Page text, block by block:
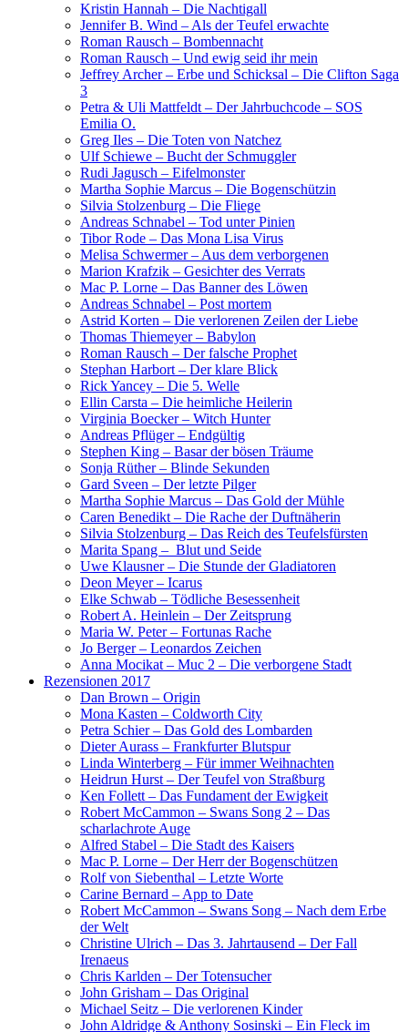
Kristin Hannah – Die Nachtigall
Jennifer B. Wind – Als der Teufel erwachte
Roman Rausch – Bombennacht
Roman Rausch – Und ewig seid ihr mein
Jeffrey Archer – Erbe und Schicksal – Die Clifton Saga
3
Petra & Uli Mattfeldt – Der Jahrbuchcode – SOS
Emilia O.
Greg Iles – Die Toten von Natchez
Ulf Schiewe – Bucht der Schmuggler
Rudi Jagusch – Eifelmonster
Martha Sophie Marcus – Die Bogenschützin
Silvia Stolzenburg – Die Fliege
Andreas Schnabel – Tod unter Pinien
Tibor Rode – Das Mona Lisa Virus
Melisa Schwermer – Aus dem verborgenen
Marion Krafzik – Gesichter des Verrats
Mac P. Lorne – Das Banner des Löwen
Andreas Schnabel – Post mortem
Astrid Korten – Die verlorenen Zeilen der Liebe
Thomas Thiemeyer – Babylon
Roman Rausch – Der falsche Prophet
Stephan Harbort – Der klare Blick
Rick Yancey – Die 5. Welle
Ellin Carsta – Die heimliche Heilerin
Virginia Boecker – Witch Hunter
Andreas Pflüger – Endgültig
Stephen King – Basar der bösen Träume
Sonja Rüther – Blinde Sekunden
Gard Sveen – Der letzte Pilger
Martha Sophie Marcus – Das Gold der Mühle
Caren Benedikt – Die Rache der Duftnäherin
Silvia Stolzenburg – Das Reich des Teufelsfürsten
Marita Spang – Blut und Seide
Uwe Klausner – Die Stunde der Gladiatoren
Deon Meyer – Icarus
Elke Schwab – Tödliche Besessenheit
Robert A. Heinlein – Der Zeitsprung
Maria W. Peter – Fortunas Rache
Jo Berger – Leonardos Zeichen
Anna Mocikat – Muc 2 – Die verborgene Stadt
Rezensionen 2017
Dan Brown – Origin
Mona Kasten – Coldworth City
Petra Schier – Das Gold des Lombarden
Dieter Aurass – Frankfurter Blutspur
Linda Winterberg – Für immer Weihnachten
Heidrun Hurst – Der Teufel von Straßburg
Ken Follett – Das Fundament der Ewigkeit
Robert McCammon – Swans Song 2 – Das
scharlachrote Auge
Alfred Stabel – Die Stadt des Kaisers
Mac P. Lorne – Der Herr der Bogenschützen
Rolf von Siebenthal – Letzte Worte
Carine Bernard – App to Date
Robert McCammon – Swans Song – Nach dem Erbe
der Welt
Christine Ulrich – Das 3. Jahrtausend – Der Fall
Irenaeus
Chris Karlden – Der Totensucher
John Grisham – Das Original
Michael Seitz – Die verlorenen Kinder
John Aldridge & Anthony Sosinski – Ein Fleck im